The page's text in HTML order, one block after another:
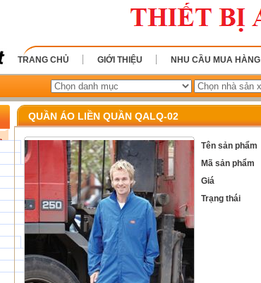
TRANG CHỦ GIỚI THIỆU NHU CẦU MUA HÀNG
QUẦN ÁO LIỀN QUẦN QALQ-02
Tên sản phẩm
Mã sản phẩm
Giá
Trạng thái